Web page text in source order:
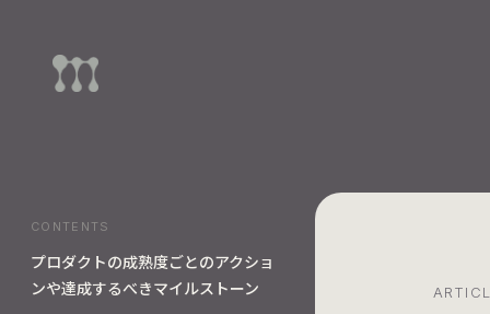
CONTENTS
プロダクトの成熟度ごとのアクショ
ンや達成するべきマイルストーン